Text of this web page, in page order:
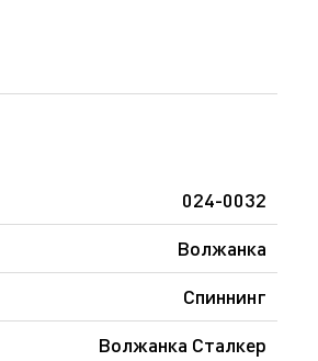
024-0032
Волжанка
Спиннинг
Волжанка Сталкер